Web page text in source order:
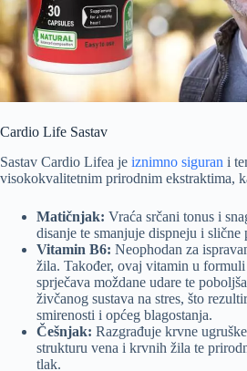
Cardio Life Sastav
Sastav Cardio Lifea je iznimno siguran i
visokokvalitetnim prirodnim ekstraktima,
Matičnjak: Vraća srčani tonus i
disanje te smanjuje dispneju i slične
Vitamin B6: Neophodan za
žila. Također, ovaj vitamin u
sprječava moždane udare te
živčanog sustava na stres, što
smirenosti i općeg blagostanja.
Češnjak: Razgrađuje krvne
strukturu vena i krvnih žila te
tlak.